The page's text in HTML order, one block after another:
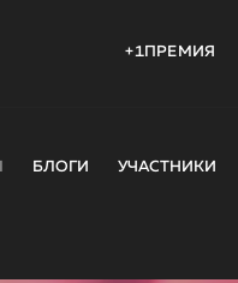
+1ПРЕМИЯ
БЛОГИ УЧАСТНИКИ